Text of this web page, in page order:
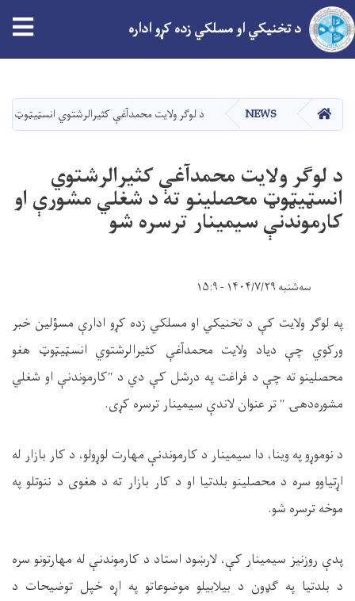
دانګل
د تخنیکي او مسلکي زده کړو اداره
کور NEWS د لوګر ولایت محمدآغې کثیرالرشتوي انسټيټوټ
د لوګر ولایت محمدآغې کثیرالرشتوي
انسټيټوټ محصلینو ته د شغلي مشورې او
کارموندنې سیمینار ترسره شو
سه‌شنبه ۱۴۰۴/۷/۲۹ - ۱۵:۹
په لوګر ولایت کې د تخنیکي او مسلکي زده کړو ادارې مسؤلین خبر
ورکوي چې دیاد ولایت محمدآغې کثیرالرشتوي انسټيټوټ هغو
محصلینو ته چې د فراغت په درشل کې دي د "کارموندنې او شغلي
مشوره‌دهۍ " تر عنوان لاندې سیمینار ترسره کړی.
د نوموړو په وینا، دا سیمینار د کارموندنې مهارت لوړولو، د کار بازار له
اړتیاوو سره د محصلینو بلدتیا او د کار بازار ته د هغوی د ننوتلو په
موخه ترسره شو.
پدې روزنیز سیمینار کې، لارښود استاد د کارموندنې له مهارتونو سره
د بلدتیا په ګډون د بیلابیلو موضوعاتو په اړه خپل توضیحات د